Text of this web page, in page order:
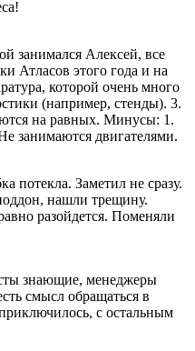
занимался Алексей, все
Атласов этого года и на
которой очень много
(например, стенды). 3.
на равных. Минусы: 1.
занимаются двигателями.
потекла. Заметил не сразу.
нашли трещину.
разойдется. Поменяли
знающие, менеджеры
смысл обращаться в
с остальным